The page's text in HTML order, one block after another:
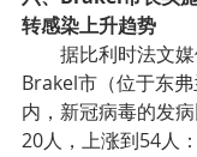
转感染上升趋势
据比利时法文媒
Brakel市（位于东
内，新冠病毒的发
20人，上涨到54人